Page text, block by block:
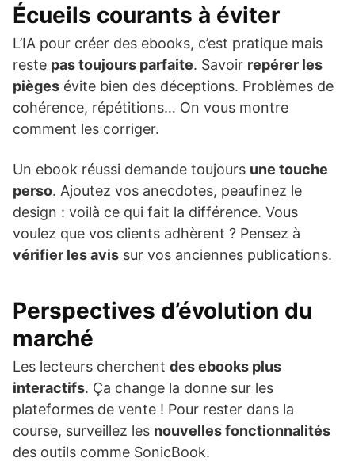
Écueils courants à éviter
L’IA pour créer des ebooks, c’est pratique mais
reste pas toujours parfaite. Savoir repérer les
pièges évite bien des déceptions. Problèmes de
cohérence, répétitions… On vous montre
comment les corriger.
Un ebook réussi demande toujours une touche
perso. Ajoutez vos anecdotes, peaufinez le
design : voilà ce qui fait la différence. Vous
voulez que vos clients adhèrent ? Pensez à
vérifier les avis sur vos anciennes publications.
Perspectives d’évolution du
marché
Les lecteurs cherchent des ebooks plus
interactifs. Ça change la donne sur les
plateformes de vente ! Pour rester dans la
course, surveillez les nouvelles fonctionnalités
des outils comme SonicBook.